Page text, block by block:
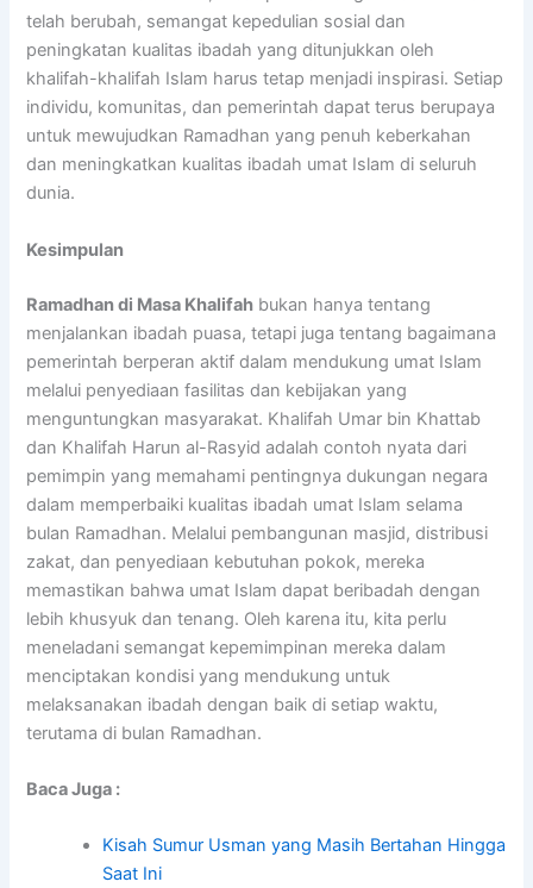
telah berubah, semangat kepedulian sosial dan
peningkatan kualitas ibadah yang ditunjukkan oleh
khalifah-khalifah Islam harus tetap menjadi inspirasi. Setiap
individu, komunitas, dan pemerintah dapat terus berupaya
untuk mewujudkan Ramadhan yang penuh keberkahan
dan meningkatkan kualitas ibadah umat Islam di seluruh
dunia.
Kesimpulan
Ramadhan di Masa Khalifah bukan hanya tentang
menjalankan ibadah puasa, tetapi juga tentang bagaimana
pemerintah berperan aktif dalam mendukung umat Islam
melalui penyediaan fasilitas dan kebijakan yang
menguntungkan masyarakat. Khalifah Umar bin Khattab
dan Khalifah Harun al-Rasyid adalah contoh nyata dari
pemimpin yang memahami pentingnya dukungan negara
dalam memperbaiki kualitas ibadah umat Islam selama
bulan Ramadhan. Melalui pembangunan masjid, distribusi
zakat, dan penyediaan kebutuhan pokok, mereka
memastikan bahwa umat Islam dapat beribadah dengan
lebih khusyuk dan tenang. Oleh karena itu, kita perlu
meneladani semangat kepemimpinan mereka dalam
menciptakan kondisi yang mendukung untuk
melaksanakan ibadah dengan baik di setiap waktu,
terutama di bulan Ramadhan.
Baca Juga :
Kisah Sumur Usman yang Masih Bertahan Hingga
Saat Ini